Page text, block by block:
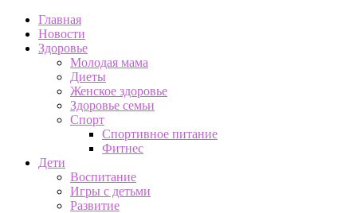
Главная
Новости
Здоровье
Молодая мама
Диеты
Женское здоровье
Здоровье семьи
Спорт
Спортивное питание
Фитнес
Дети
Воспитание
Игры с детьми
Развитие